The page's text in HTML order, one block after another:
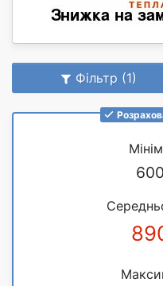
Фільтр (1)
600